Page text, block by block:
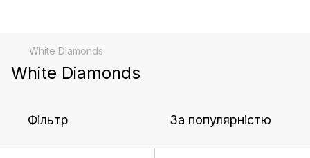
White Diamonds
White Diamonds
Фільтр За популярністю